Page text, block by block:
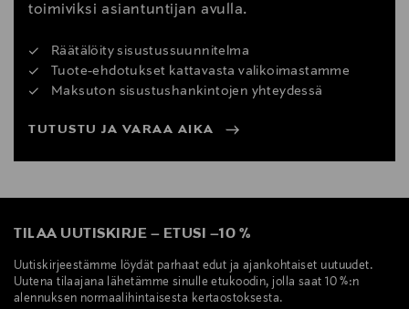
toimiviksi asiantuntijan avulla.
Räätälöity sisustussuunnitelma
Tuote-ehdotukset kattavasta valikoimastamme
Maksuton sisustushankintojen yhteydessä
TUTUSTU JA VARAA AIKA
TILAA UUTISKIRJE – ETUSI –10 %
Uutiskirjeestämme löydät parhaat edut ja ajankohtaiset uutuudet.
Uutena tilaajana lähetämme sinulle etukoodin, jolla saat 10 %:n
alennuksen normaalihintaisesta kertaostoksesta.